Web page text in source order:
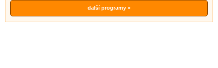
další programy »